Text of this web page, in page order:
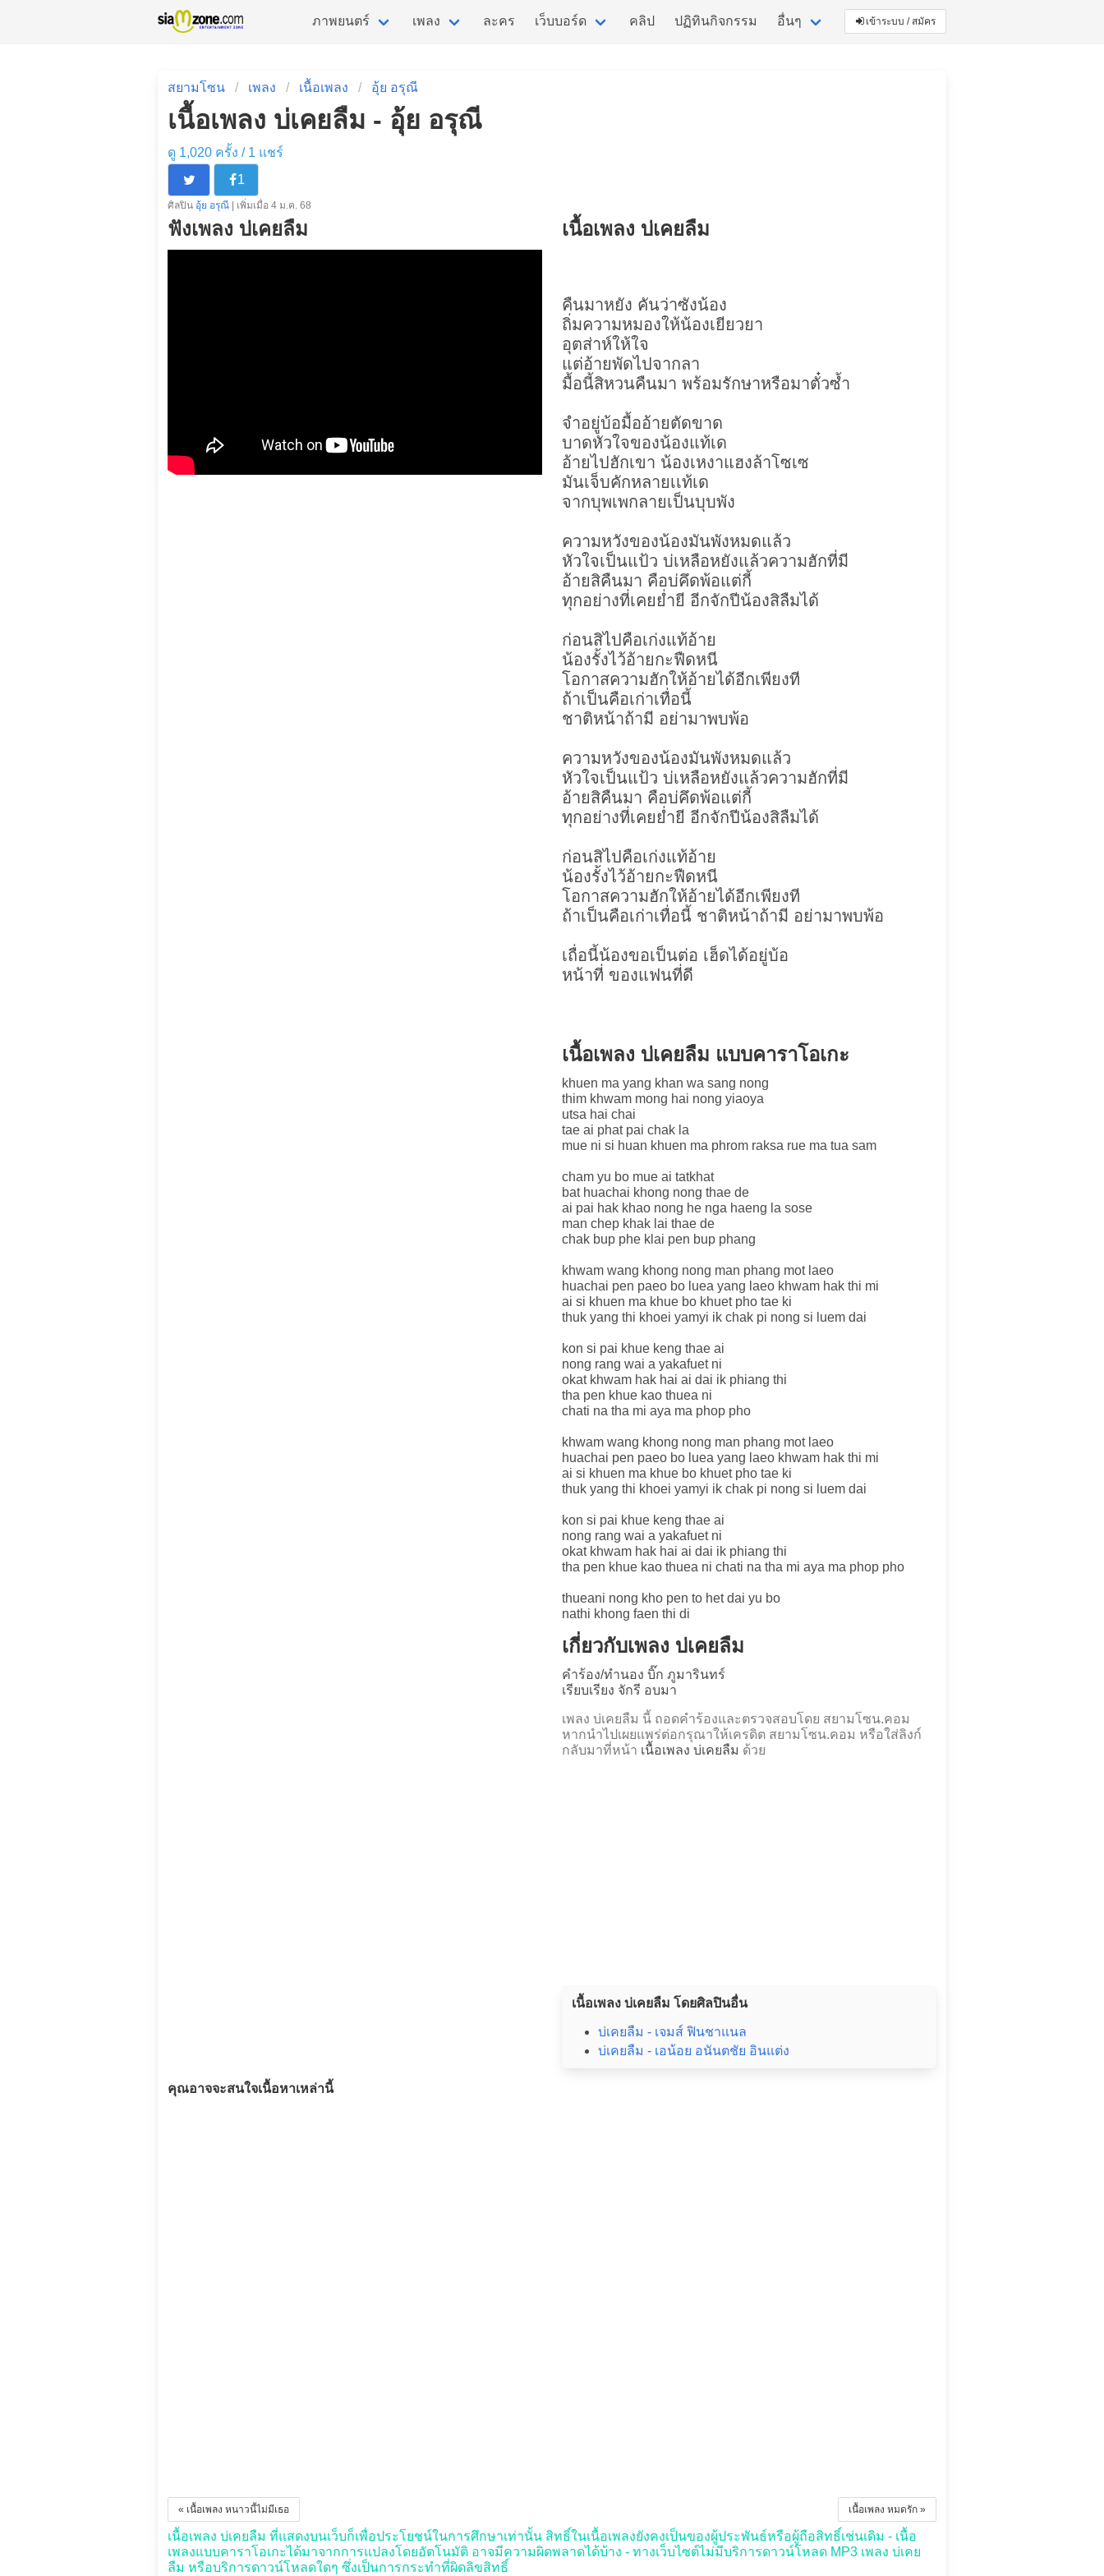
ภาพยนตร์ เพลง ละคร เว็บบอร์ด คลิป ปฏิทินกิจกรรม อื่นๆ เข้าระบบ / สมัคร
สยามโซน เพลง เนื้อเพลง อุ้ย อรุณี
เนื้อเพลง บ่เคยลืม - อุ้ย อรุณี
ดู 1,020 ครั้ง / 1 แชร์
1
ศิลปิน อุ้ย อรุณี | เพิ่มเมื่อ 4 ม.ค. 68
ฟังเพลง บ่เคยลืม เนื้อเพลง บ่เคยลืม
คืนมาหยัง คันว่าซังน้อง
ถิ่มความหมองให้น้องเยียวยา
อุตส่าห์ให้ใจ
แต่อ้ายพัดไปจากลา
มื้อนี้สิหวนคืนมา พร้อมรักษาหรือมาตั๋วซ้ำ
จำอยู่บ้อมื้ออ้ายตัดขาด
บาดหัวใจของน้องแท้เด
อ้ายไปฮักเขา น้องเหงาแฮงล้าโซเซ
มันเจ็บคักหลายเเท้เด
จากบุพเพกลายเป็นบุบพัง
ความหวังของน้องมันพังหมดแล้ว
หัวใจเป็นแป้ว บ่เหลือหยังแล้วความฮักที่มี
อ้ายสิคืนมา คือบ่คึดพ้อแต่กี้
ทุกอย่างที่เคยย่ำยี อีกจักปีน้องสิลืมได้
ก่อนสิไปคือเก่งแท้อ้าย
น้องรั้งไว้อ้ายกะฟืดหนี
โอกาสความฮักให้อ้ายได้อีกเพียงที
ถ้าเป็นคือเก่าเทื่อนี้
ชาติหน้าถ้ามี อย่ามาพบพ้อ
ความหวังของน้องมันพังหมดแล้ว
หัวใจเป็นแป้ว บ่เหลือหยังแล้วความฮักที่มี
อ้ายสิคืนมา คือบ่คึดพ้อแต่กี้
ทุกอย่างที่เคยย่ำยี อีกจักปีน้องสิลืมได้
ก่อนสิไปคือเก่งแท้อ้าย
น้องรั้งไว้อ้ายกะฟืดหนี
โอกาสความฮักให้อ้ายได้อีกเพียงที
ถ้าเป็นคือเก่าเทื่อนี้ ชาติหน้าถ้ามี อย่ามาพบพ้อ
เถื่อนี้น้องขอเป็นต่อ เฮ็ดได้อยู่บ้อ
หน้าที่ ของแฟนที่ดี
เนื้อเพลง บ่เคยลืม แบบคาราโอเกะ
khuen ma yang khan wa sang nong
thim khwam mong hai nong yiaoya
utsa hai chai
tae ai phat pai chak la
mue ni si huan khuen ma phrom raksa rue ma tua sam
cham yu bo mue ai tatkhat
bat huachai khong nong thae de
ai pai hak khao nong he nga haeng la sose
man chep khak lai thae de
chak bup phe klai pen bup phang
khwam wang khong nong man phang mot laeo
huachai pen paeo bo luea yang laeo khwam hak thi mi
ai si khuen ma khue bo khuet pho tae ki
thuk yang thi khoei yamyi ik chak pi nong si luem dai
kon si pai khue keng thae ai
nong rang wai a yakafuet ni
okat khwam hak hai ai dai ik phiang thi
tha pen khue kao thuea ni
chati na tha mi aya ma phop pho
khwam wang khong nong man phang mot laeo
huachai pen paeo bo luea yang laeo khwam hak thi mi
ai si khuen ma khue bo khuet pho tae ki
thuk yang thi khoei yamyi ik chak pi nong si luem dai
kon si pai khue keng thae ai
nong rang wai a yakafuet ni
okat khwam hak hai ai dai ik phiang thi
tha pen khue kao thuea ni chati na tha mi aya ma phop pho
thueani nong kho pen to het dai yu bo
nathi khong faen thi di
เกี่ยวกับเพลง บ่เคยลืม
คำร้อง/ทำนอง บิ๊ก ภูมารินทร์
เรียบเรียง จักรี อบมา
เพลง บ่เคยลืม นี้ ถอดคำร้องและตรวจสอบโดย สยามโซน.คอม
หากนำไปเผยแพร่ต่อกรุณาให้เครดิต สยามโซน.คอม หรือใส่ลิงก์
กลับมาที่หน้า เนื้อเพลง บ่เคยลืม ด้วย
เนื้อเพลง บ่เคยลืม โดยศิลปินอื่น
บ่เคยลืม - เจมส์ ฟินชาแนล
บ่เคยลืม - เอน้อย อนันตชัย อินแต่ง
คุณอาจจะสนใจเนื้อหาเหล่านี้
เนื้อเพลง หมดรัก »
« เนื้อเพลง หนาวนี้ไม่มีเธอ
เนื้อเพลง บ่เคยลืม ที่แสดงบนเว็บก็เพื่อประโยชน์ในการศึกษาเท่านั้น สิทธิ์ในเนื้อเพลงยังคงเป็นของผู้ประพันธ์หรือผู้ถือสิทธิ์เช่นเดิม - เนื้อ
เพลงแบบคาราโอเกะได้มาจากการแปลงโดยอัตโนมัติ อาจมีความผิดพลาดได้บ้าง - ทางเว็บไซต์ไม่มีบริการดาวน์โหลด MP3 เพลง บ่เคย
ลืม หรือบริการดาวน์โหลดใดๆ ซึ่งเป็นการกระทำที่ผิดลิขสิทธิ์